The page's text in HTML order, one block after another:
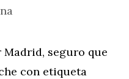
Madrid, seguro que
con etiqueta